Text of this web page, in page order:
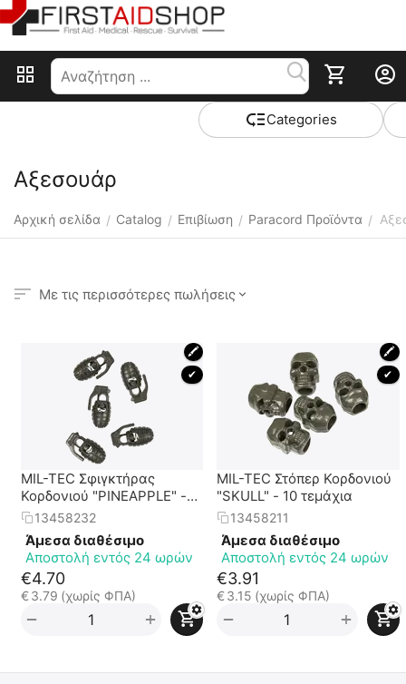
Сategories
Αξεσουάρ
Αρχική σελίδα / Catalog / Επιβίωση / Paracord Προϊόντα /
Με τις περισσότερες πωλήσεις
🖍
✔
MIL-TEC Σφιγκτήρας
Κορδονιού "PINEAPPLE" -
10 τεμάχια
13458232
Άμεσα διαθέσιμο
Αποστολή εντός 24 ωρών
€4.70
€ 3.79 (χωρίς ΦΠΑ)
+
−
🖍
✔
MIL-TEC Στόπερ Κορδονιού
"SKULL" - 10 τεμάχια
13458211
Άμεσα διαθέσιμο
Αποστολή εντός 24 ωρών
€3.91
€3.15 (χωρίς ΦΠΑ)
+
−